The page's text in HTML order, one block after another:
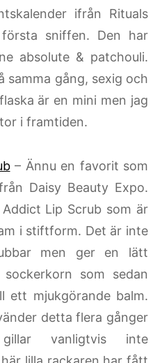
ifrån Rituals
sniffen. Den har
absolute & patchouli.
samma gång, sexig och
är en mini men jag
i framtiden.
– Ännu en favorit som
Daisy Beauty Expo.
Lip Scrub som är
i stiftform. Det är inte
men ger en lätt
som sedan
ett mjukgörande balm.
detta flera gånger
vanligtvis inte